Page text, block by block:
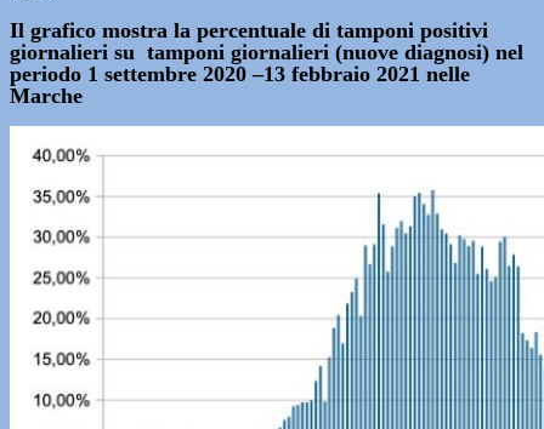
Il grafico mostra la percentuale di tamponi positivi
giornalieri su tamponi giornalieri (nuove diagnosi) nel
periodo 1 settembre 2020 –13 febbraio 2021 nelle
Marche